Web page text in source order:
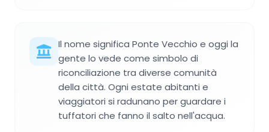
Il nome significa Ponte Vecchio e oggi la
gente lo vede come simbolo di
riconciliazione tra diverse comunità
della città. Ogni estate abitanti e
viaggiatori si radunano per guardare i
tuffatori che fanno il salto nell'acqua.